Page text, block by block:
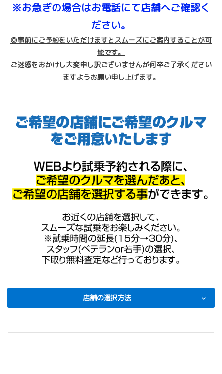
※お急ぎの場合はお電話にて店舗へご確認く
ださい。
◎事前にご予約をいただけますとスムーズにご案内することが可
能です。
ご迷惑をおかけし大変申し訳ございませんが何卒ご了承ください
ますようお願い申し上げます。
店舗の選択方法